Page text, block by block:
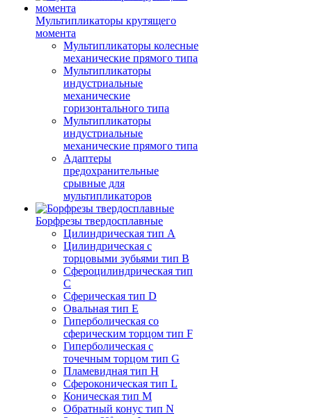
Мультипликаторы крутящего
момента
Мультипликаторы колесные
механические прямого типа
Мультипликаторы
индустриальные
механические
горизонтального типа
Мультипликаторы
индустриальные
механические прямого типа
Адаптеры
предохранительные
срывные для
мультипликаторов
Борфрезы твердосплавные
Цилиндрическая тип A
Цилиндрическая с
торцовыми зубьями тип B
Сфероцилиндрическая тип
C
Сферическая тип D
Овальная тип E
Гиперболическая со
сферическим торцом тип F
Гиперболическая с
точечным торцом тип G
Пламевидная тип H
Сфероконическая тип L
Коническая тип M
Обратный конус тип N